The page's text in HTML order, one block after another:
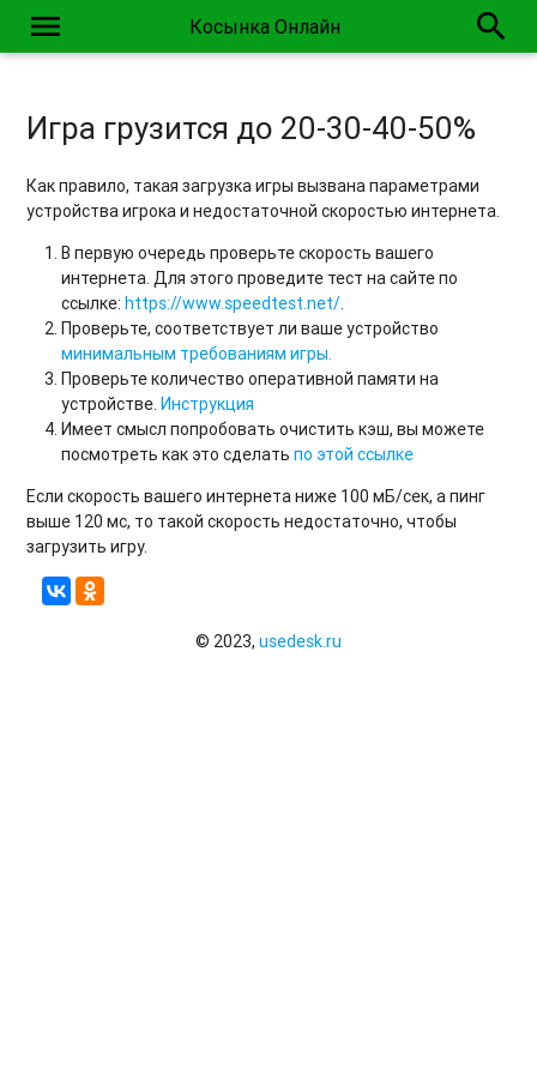
menu Косынка Онлайн search
Игра грузится до 20-30-40-50%
Как правило, такая загрузка игры вызвана параметрами
устройства игрока и недостаточной скоростью интернета.
В первую очередь проверьте скорость вашего
интернета. Для этого проведите тест на сайте по
ссылке:https://www.speedtest.net/.
Проверьте, соответствует ли ваше устройство
минимальным требованиям игры.
Проверьте количество оперативной памяти на
устройстве.Инструкция
Имеет смысл попробовать очистить кэш, вы можете
посмотреть как это сделатьпо этой ссылке
Если скорость вашего интернета ниже 100 мБ/сек, а пинг
выше 120 мс, то такой скорость недостаточно, чтобы
загрузить игру.
© 2023, usedesk.ru